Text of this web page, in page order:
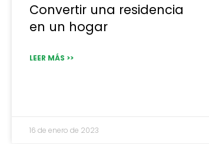
Convertir una residencia
en un hogar
LEER MÁS >>
16 de enero de 2023